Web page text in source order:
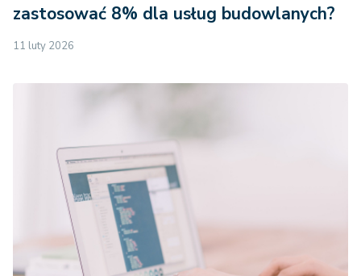
zastosować 8% dla usług budowlanych?
11 luty 2026